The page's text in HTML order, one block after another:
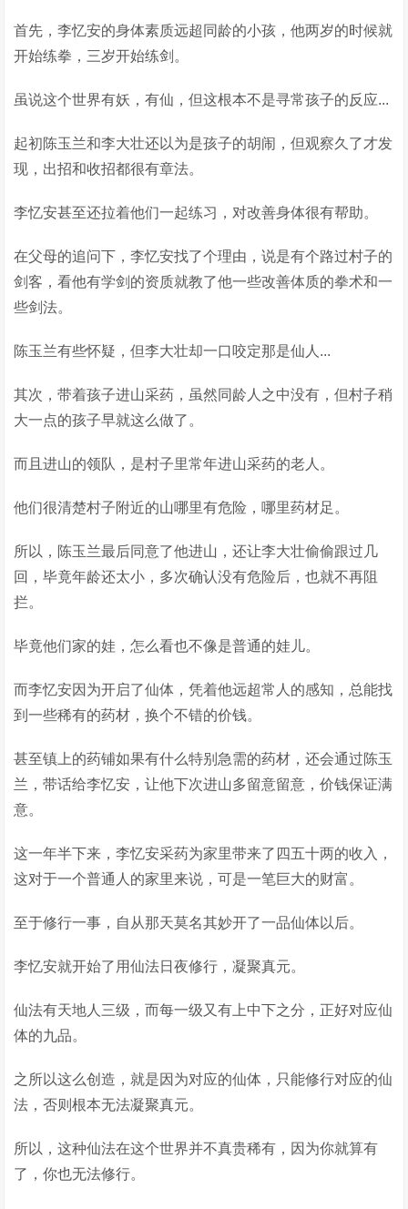
首先，李忆安的身体素质远超同龄的小孩，他两岁的时候就
开始练拳，三岁开始练剑。
虽说这个世界有妖，有仙，但这根本不是寻常孩子的反应...
起初陈玉兰和李大壮还以为是孩子的胡闹，但观察久了才发
现，出招和收招都很有章法。
李忆安甚至还拉着他们一起练习，对改善身体很有帮助。
在父母的追问下，李忆安找了个理由，说是有个路过村子的
剑客，看他有学剑的资质就教了他一些改善体质的拳术和一
些剑法。
陈玉兰有些怀疑，但李大壮却一口咬定那是仙人...
其次，带着孩子进山采药，虽然同龄人之中没有，但村子稍
大一点的孩子早就这么做了。
而且进山的领队，是村子里常年进山采药的老人。
他们很清楚村子附近的山哪里有危险，哪里药材足。
所以，陈玉兰最后同意了他进山，还让李大壮偷偷跟过几
回，毕竟年龄还太小，多次确认没有危险后，也就不再阻
拦。
毕竟他们家的娃，怎么看也不像是普通的娃儿。
而李忆安因为开启了仙体，凭着他远超常人的感知，总能找
到一些稀有的药材，换个不错的价钱。
甚至镇上的药铺如果有什么特别急需的药材，还会通过陈玉
兰，带话给李忆安，让他下次进山多留意留意，价钱保证满
意。
这一年半下来，李忆安采药为家里带来了四五十两的收入，
这对于一个普通人的家里来说，可是一笔巨大的财富。
至于修行一事，自从那天莫名其妙开了一品仙体以后。
李忆安就开始了用仙法日夜修行，凝聚真元。
仙法有天地人三级，而每一级又有上中下之分，正好对应仙
体的九品。
之所以这么创造，就是因为对应的仙体，只能修行对应的仙
法，否则根本无法凝聚真元。
所以，这种仙法在这个世界并不真贵稀有，因为你就算有
了，你也无法修行。